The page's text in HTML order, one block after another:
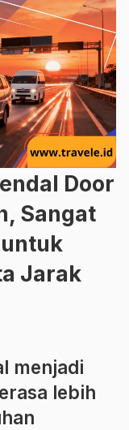
Door
Sangat
Jarak
menjadi
lebih